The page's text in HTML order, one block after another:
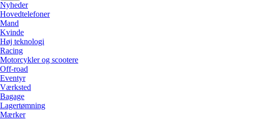
Nyheder
Hovedtelefoner
Mand
Kvinde
Høj teknologi
Racing
Motorcykler og scootere
Off-road
Eventyr
Værksted
Bagage
Lagertømning
Mærker